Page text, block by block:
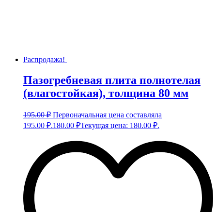
Распродажа!
Пазогребневая плита полнотелая
(влагостойкая), толщина 80 мм
195.00₽ Первоначальная цена составляла
195.00 ₽.180.00 ₽Текущая цена: 180.00 ₽.